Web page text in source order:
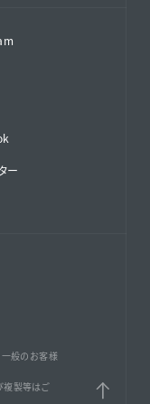
ー
一般のお客様
複製等はご